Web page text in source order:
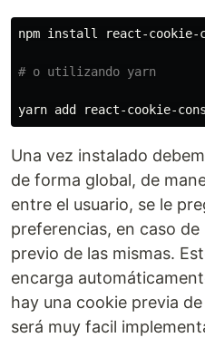
npm install react-cookie-
# o utilizando yarn
Una vez instalado
de forma global, de
entre el usuario, se le
preferencias, en caso
previo de las mismas.
encarga
hay una cookie previa
será muy facil